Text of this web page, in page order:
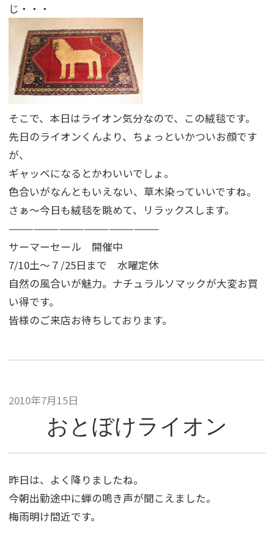
じ・・・
そこで、本日はライオン気分なので、この絨毯です。
先日のライオンくんより、ちょっといかついお顔です
が、
ギャッベになるとかわいいでしょ。
色合いがなんともいえない、草木染っていいですね。
さぁ〜今日も絨毯を眺めて、リラックスします。
——————————————————
サーマーセール 開催中
7/10土〜７/25日まで 水曜定休
自然の風合いが魅力。ナチュラルソマックが大変お買
い得です。
皆様のご来店お待ちしております。
2010年7月15日
おとぼけライオン
昨日は、よく降りましたね。
今朝出勤途中に蝉の鳴き声が聞こえました。
梅雨明け間近です。